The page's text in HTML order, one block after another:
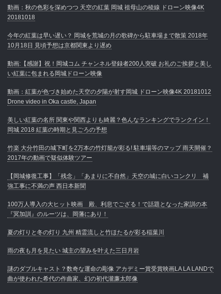
動画：秋の色彩を深めつつ 天空の紅葉 岡城 祖母山の稜線 ドローン映像4K
20181018
今年の紅葉は早い遅い？ 岡城を荒城の月の歌碑から駐車場まで散策 2018年
10月18日 見頃予想は京都関東より遅め
動画:【感謝】祝！岡城コム チャンネル登録者200人突破 お礼のご挨拶と美し
い紅葉に包まれる岡城ドローン映像
動画：紅葉が色づき始めた天空の夕陽が射す岡城 ドローン映像4K 20181012
Drone video in Oka castle, Japan
美しい紅葉の名所 関東や関西よりも綺麗？色んなランキングでランクイン！
岡城 2018 紅葉の時期と見ごろの予想
竹楽 大分竹田の城下町を2万本の竹灯籠が彩る! 駐車場等のマップ 雨天開催？
2017年の動画で疑似体験ツアー
【岡城修復工事】「残念」「あまりに不自然」天空の城に白いコンクリ 補
強工事に不満の声 西日本新聞
100万人導入の大ヒット映画 殿、利息でござる！で話題となった家訓の本
『冥加訓』のルーツは、岡藩にあり！
夏の灯りと冬の灯り 九州 精霊流しと竹ほたるが彩る稲葉川
雨の夜も月を見たい 城主の望みを叶えた三日月岩
謎のダブルキャスト？数奇な運命の彫像 アカデミー賞受賞映画LA LA LANDで
曲が使われた希代の作曲家、幻の初代瀧廉太郎像